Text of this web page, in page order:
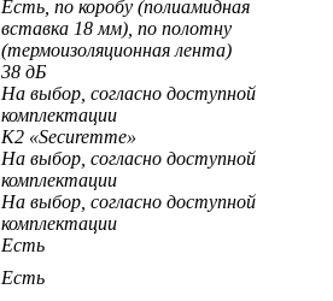
Есть, по коробу (полиамидная
вставка 18 мм), по полотну
(термоизоляционная лента)
38 дБ
На выбор, согласно доступной
комплектации
К2 «Securemme»
На выбор, согласно доступной
комплектации
На выбор, согласно доступной
комплектации
Есть
Есть